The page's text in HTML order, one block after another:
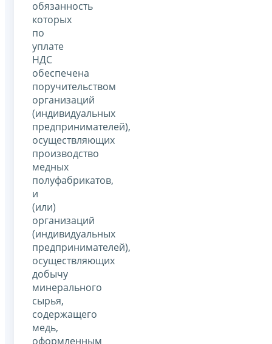
обязанность
которых
по
уплате
НДС
обеспечена
поручительством
организаций
(индивидуальных
предпринимателей),
осуществляющих
производство
медных
полуфабрикатов,
и
(или)
организаций
(индивидуальных
предпринимателей),
осуществляющих
добычу
минерального
сырья,
содержащего
медь,
оформленным